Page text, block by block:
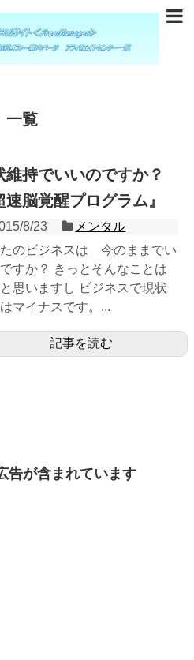
一覧
維持でいいのですか？
速脳覚醒プログラム』
8/23
メンタル
のビジネスは 今のままでい
すか？ きっとそんなことは
思いますし ビジネスで現状
マイナスです。...
記事を読む
告が含まれています